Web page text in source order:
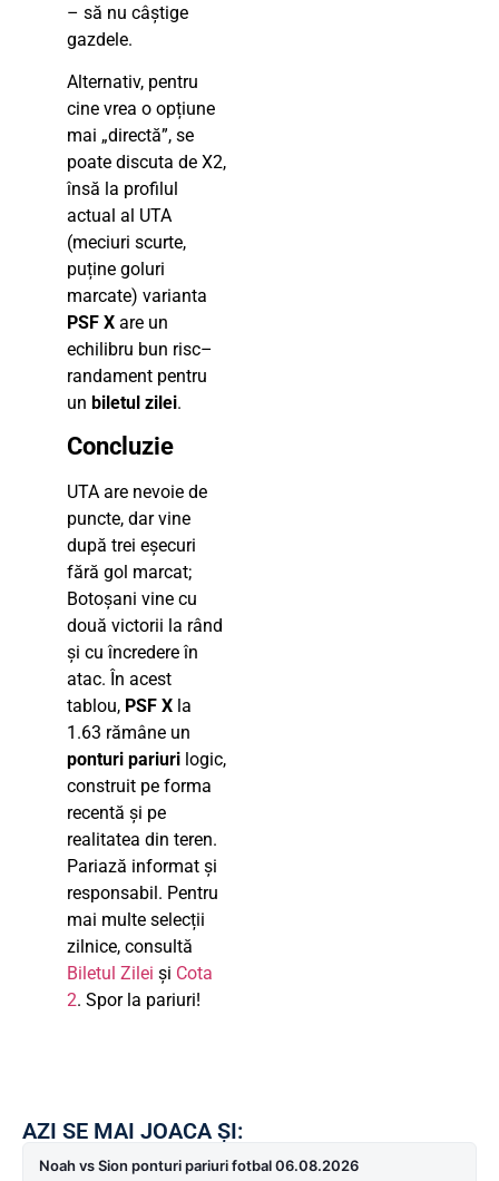
– să nu câștige
gazdele.
Alternativ, pentru
cine vrea o opțiune
mai „directă”, se
poate discuta de X2,
însă la profilul
actual al UTA
(meciuri scurte,
puține goluri
marcate) varianta
PSF X are un
echilibru bun risc–
randament pentru
un biletul zilei.
Concluzie
UTA are nevoie de
puncte, dar vine
după trei eșecuri
fără gol marcat;
Botoșani vine cu
două victorii la rând
și cu încredere în
atac. În acest
tablou, PSF X la
1.63 rămâne un
ponturi pariuri logic,
construit pe forma
recentă și pe
realitatea din teren.
Pariază informat și
responsabil. Pentru
mai multe selecții
zilnice, consultă
Biletul Zilei și Cota
2. Spor la pariuri!
AZI SE MAI JOACA ȘI:
Noah vs Sion ponturi pariuri fotbal 06.08.2026